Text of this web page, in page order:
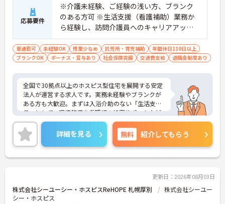
応募要件
※介護未経験、ご経験の浅い方、ブランク
のある方可 ※生活支援（看護補助）業務か
ら経験し、訪問介護員へのキャリアアップ
を目指せます
車通勤可 未経験OK 残業少なめ 託児所・育児補助
年間休日110日以上
ブランクOK
ボーナス・賞与あり 社会保険完備 交通費支給 退職金制度あり
全国で30拠点以上のホスピス型住宅を展開する安定
法人が運営する求人です。実務未経験やブランクが
ある方も大歓迎。まずは入浴介助のない「生活支援
員」として、環境整備や看護師の処置サポートなど
の業務からスタートし、無理なくホスピスケアの経
験を積むことができ、ゆくゆくは訪問介護員へステ
ップアップすることも可能です。残業は全社平均残
業月5時間程度と少なく、連続休暇の取得で支援金
が支給される独自の制度や、自由診療の割引が受け
で、24時間連携の訪問診療医もいるため、医療依存
度の高い方へのケアもチームで安心して取り組める
環境です。
詳細を見る 無料 紹介してもらう
更新日：2026年08月03日
株式会社シーユーシー・ホスピスReHOPE 札幌厚別
株式会社シーユー
シー・ホスピス